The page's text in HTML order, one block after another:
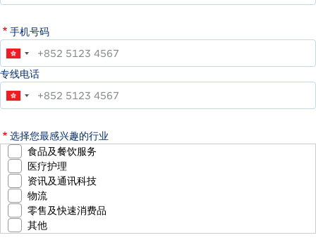
手机号码
专线电话
选择您最感兴趣的行业
食品及餐饮服务
医疗护理
资讯及通讯科技
物流
零售及快速消费品
其他